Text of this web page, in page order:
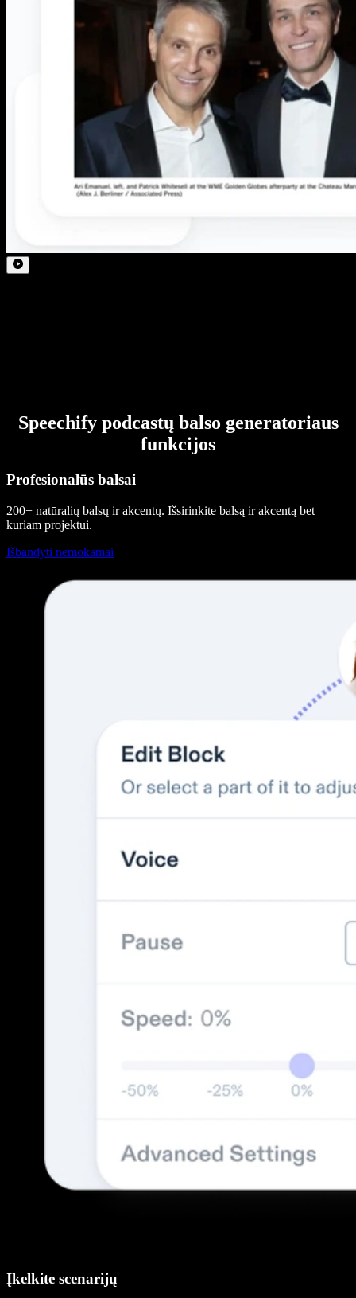
Speechify podcastų balso generatoriaus
funkcijos
Profesionalūs balsai
200+ natūralių balsų ir akcentų. Išsirinkite balsą ir akcentą bet
kuriam projektui.
Išbandyti nemokamai
Įkelkite scenarijų